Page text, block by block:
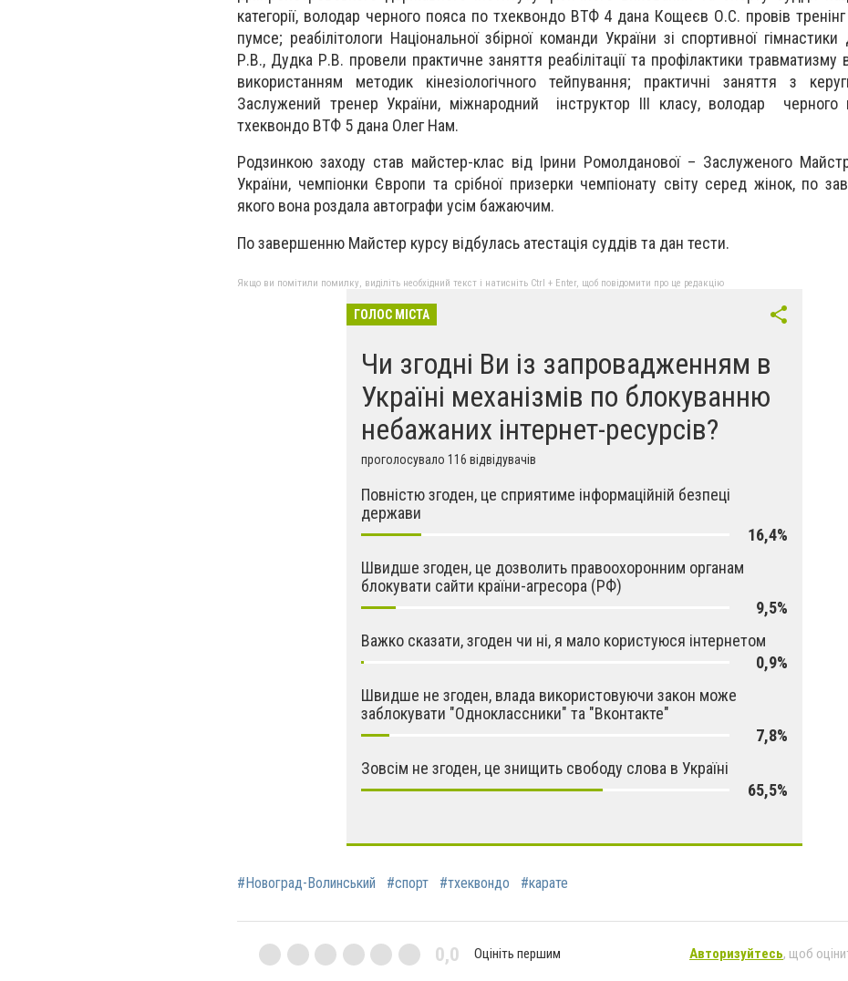
категорії, володар черного пояса по тхеквондо ВТФ 4 дана Кощеєв О.С. провів тренінг
пумсе; реабілітологи Національної збірної команди України зі спортивної
Р.В., Дудка Р.В. провели практичне заняття реабілітації та профілактики травматизму
використанням методик кінезіологічного тейпування; практичні заняття з
Заслужений тренер України, міжнародний інструктор ІІІ класу, володар
тхеквондо ВТФ 5 дана Олег Нам.
Родзинкою заходу став майстер-клас від Ірини Ромолданової – Заслуженого
України, чемпіонки Європи та срібної призерки чемпіонату світу серед жінок, по
якого вона роздала автографи усім бажаючим.
По завершенню Майстер курсу відбулась атестація суддів та дан тести.
Якщо ви помітили помилку, виділіть необхідний текст і натисніть Ctrl + Enter, щоб повідомити про це редакцію
ГОЛОС МІСТА
Чи згодні Ви із запровадженням в
Україні механізмів по блокуванню
небажаних інтернет-ресурсів?
проголосувало 116 відвідувачів
Повністю згоден, це сприятиме інформаційній безпеці
держави
16,4%
Швидше згоден, це дозволить правоохоронним органам
блокувати сайти країни-агресора (РФ)
9,5%
Важко сказати, згоден чи ні, я мало користуюся інтернетом
0,9%
Швидше не згоден, влада використовуючи закон може
заблокувати "Одноклассники" та "Вконтакте"
7,8%
Зовсім не згоден, це знищить свободу слова в Україні
65,5%
#Новоград-Волинський #спорт #тхеквондо #карате
0,0 Оцініть першим Авторизуйтесь, щоб